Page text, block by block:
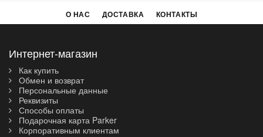
О НАС ДОСТАВКА КОНТАКТЫ
Интернет-магазин
Как купить
Обмен и возврат
Персональные данные
Реквизиты
Способы оплаты
Подарочная карта Parker
Корпоративным клиентам